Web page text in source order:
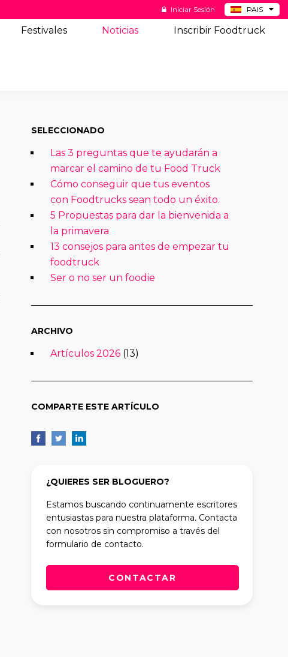
PAIS
Iniciar Sesión
Festivales Noticias Inscribir Foodtruck
SELECCIONADO
Las 3 preguntas que te ayudarán a
marcar el camino de tu Food Truck
Cómo conseguir que tus eventos
con Foodtrucks sean todo un éxito.
5 Propuestas para dar la bienvenida a
la primavera
13 consejos para antes de empezar tu
foodtruck
Ser o no ser un foodie
ARCHIVO
Artículos 2026(13)
COMPARTE ESTE ARTÍCULO
¿QUIERES SER BLOGUERO?
Estamos buscando continuamente escritores
entusiastas para nuestra plataforma. Contacta
con nosotros sin compromiso a través del
formulario de contacto.
CONTACTAR